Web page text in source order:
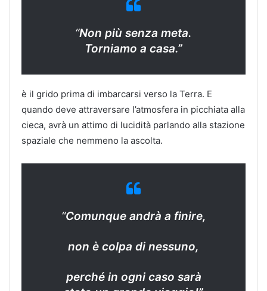
“Non più senza meta.
Torniamo a casa.”
è il grido prima di imbarcarsi verso la Terra. E
quando deve attraversare l’atmosfera in picchiata alla
cieca, avrà un attimo di lucidità parlando alla stazione
spaziale che nemmeno la ascolta.
“Comunque andrà a finire,
non è colpa di nessuno,
perché in ogni caso sarà